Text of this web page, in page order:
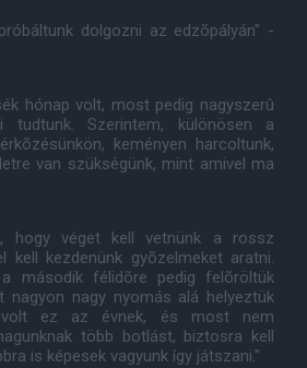
dolgozni az edzõpályán" -
hónap volt, most pedig nagyszerû
tudtunk. Szerintem, különösen a
keményen harcoltunk,
van szükségünk, mint amivel ma
hogy véget kell vetnünk a rossz
kell kezdenünk gyõzelmeket aratni.
második félidõre pedig felõröltük
nagyon nagy nyomás alá helyeztük
ez az évnek, és most nem
több botlást, biztosra kell
is képesek vagyunk így játszani."